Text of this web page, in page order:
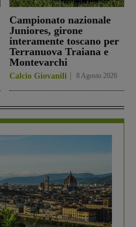
Campionato nazionale
Juniores, girone
interamente toscano per
Terranuova Traiana e
Montevarchi
Calcio Giovanili 8 Agosto 2026